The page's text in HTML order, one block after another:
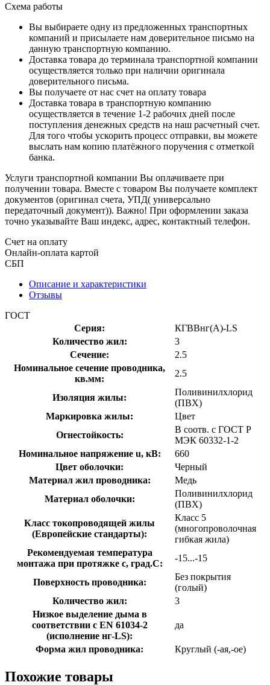
Схема работы
Вы выбираете одну из предложенных транспортных
компаний и присылаете нам доверительное письмо на
данную транспортную компанию.
Доставка товара до терминала транспортной компании
осуществляется только при наличии оригинала
доверительного письма.
Вы получаете от нас счет на оплату товара
Доставка товара в транспортную компанию
осуществляется в течение 1-2 рабочих дней после
поступления денежных средств на наш расчетный счет.
Для того чтобы ускорить процесс отправки, вы можете
выслать нам копию платёжного поручения с отметкой
банка.
Услуги транспортной компании Вы оплачиваете при
получении товара. Вместе с товаром Вы получаете комплект
документов (оригинал счета, УПД( универсально
передаточный документ)). Важно! При оформлении заказа
точно указывайте Ваш индекс, адрес, контактный телефон.
Счет на оплату
Онлайн-оплата картой
СБП
Описание и характеристики
Отзывы
ГОСТ
Серия:
КГВВнг(А)-LS
Количество жил:
3
Сечение:
2.5
Номинальное сечение проводника,
кв.мм:
2.5
Изоляция жилы:
Поливинилхлорид
(ПВХ)
Маркировка жилы:
Цвет
Огнестойкость:
В соотв. с ГОСТ Р
МЭК 60332-1-2
Номинальное напряжение u, кВ:
660
Цвет оболочки:
Черный
Материал жил проводника:
Медь
Материал оболочки:
Поливинилхлорид
(ПВХ)
Класс токопроводящей жилы
(Европейские стандарты):
Класс 5
(многопроволочная
гибкая жила)
Рекомендуемая температура
монтажа при протяжке с, град.C:
-15...-15
Поверхность проводника:
Без покрытия
(голый)
Количество жил:
3
Низкое выделение дыма в
соответствии с EN 61034-2
(исполнение нг-LS):
да
Форма жил проводника: Круглый (-ая,-ое)
Похожие товары